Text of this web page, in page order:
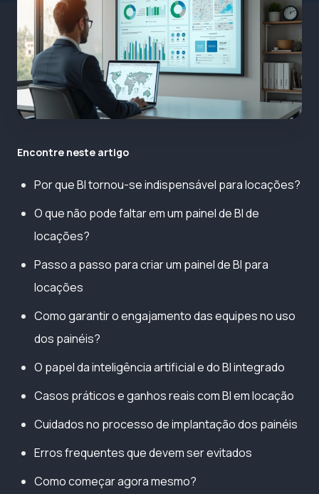
Encontre neste artigo
Por que BI tornou-se indispensável para locações?
O que não pode faltar em um painel de BI de
locações?
Passo a passo para criar um painel de BI para
locações
Como garantir o engajamento das equipes no uso
dos painéis?
O papel da inteligência artificial e do BI integrado
Casos práticos e ganhos reais com BI em locação
Cuidados no processo de implantação dos painéis
Erros frequentes que devem ser evitados
Como começar agora mesmo?